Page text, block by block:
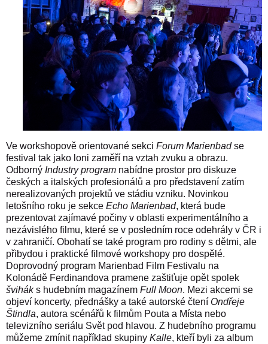
Ve workshopově orientované sekci Forum Marienbad se
festival tak jako loni zaměří na vztah zvuku a obrazu.
Odborný Industry program nabídne prostor pro diskuze
českých a italských profesionálů a pro představení zatím
nerealizovaných projektů ve stádiu vzniku. Novinkou
letošního roku je sekce Echo Marienbad, která bude
prezentovat zajímavé počiny v oblasti experimentálního a
nezávislého filmu, které se v posledním roce odehrály v ČR i
v zahraničí. Obohatí se také program pro rodiny s dětmi, ale
přibydou i praktické filmové workshopy pro dospělé.
Doprovodný program Marienbad Film Festivalu na
Kolonádě Ferdinandova pramene zaštiťuje opět spolek
šviháks hudebním magazínem Full Moon. Mezi akcemi se
objeví koncerty, přednášky a také autorské čtení Ondřeje
Štindla, autora scénářů k filmům Pouta a Místa nebo
televizního seriálu Svět pod hlavou. Z hudebního programu
můžeme zmínit například skupiny Kalle, kteří byli za album